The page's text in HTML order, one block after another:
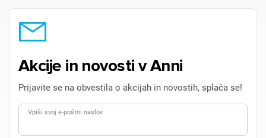
Akcije in novosti v Anni
Prijavite se na obvestila o akcijah in novostih, splača se!
Vpiši svoj e-poštni naslov